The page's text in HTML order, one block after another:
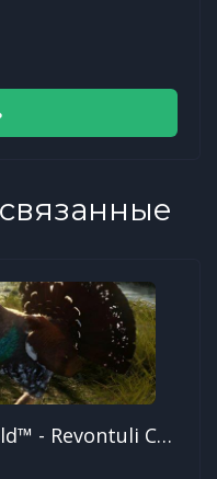
theHunter: Call of the Wild™ - Revontuli Coast